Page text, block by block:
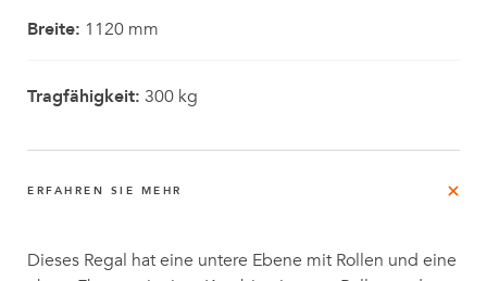
Breite: 1120 mm
Tragfähigkeit: 300 kg
ERFAHREN SIE MEHR
Dieses Regal hat eine untere Ebene mit Rollen und eine